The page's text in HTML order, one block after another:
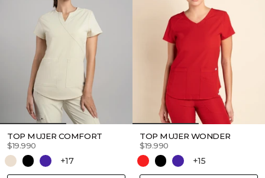
TOP MUJER COMFORT
$19.990
+17
TOP MUJER WONDER
$19.990
+15